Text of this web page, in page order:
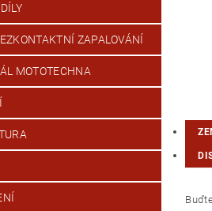
ZAPALOVÁNÍ
MOTOTECHNA